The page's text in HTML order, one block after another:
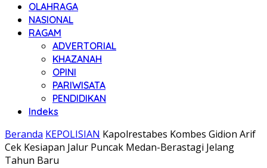
OLAHRAGA
NASIONAL
RAGAM
ADVERTORIAL
KHAZANAH
OPINI
PARIWISATA
PENDIDIKAN
Indeks
Beranda KEPOLISIAN Kapolrestabes Kombes Gidion Arif
Cek Kesiapan Jalur Puncak Medan-Berastagi Jelang
Tahun Baru